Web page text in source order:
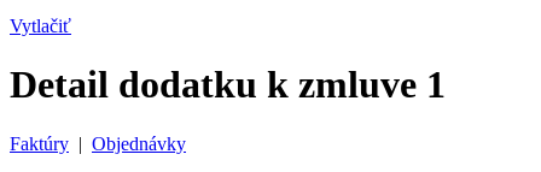
Vytlačiť
Detail dodatku k zmluve 1
Faktúry | Objednávky